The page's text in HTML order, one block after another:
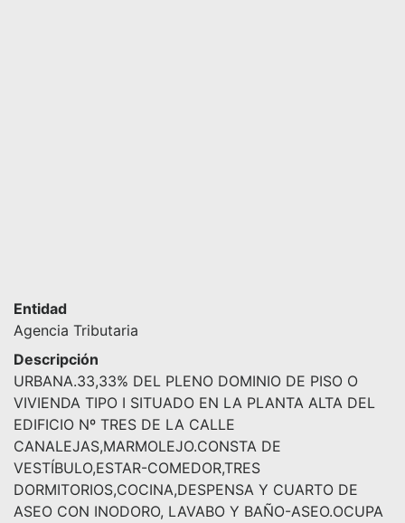
Entidad
Agencia Tributaria
Descripción
URBANA.33,33% DEL PLENO DOMINIO DE PISO O
VIVIENDA TIPO I SITUADO EN LA PLANTA ALTA DEL
EDIFICIO Nº TRES DE LA CALLE
CANALEJAS,MARMOLEJO.CONSTA DE
VESTÍBULO,ESTAR-COMEDOR,TRES
DORMITORIOS,COCINA,DESPENSA Y CUARTO DE
ASEO CON INODORO, LAVABO Y BAÑO-ASEO.OCUPA